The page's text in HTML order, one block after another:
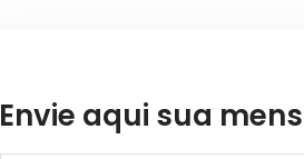
Envie aqui sua